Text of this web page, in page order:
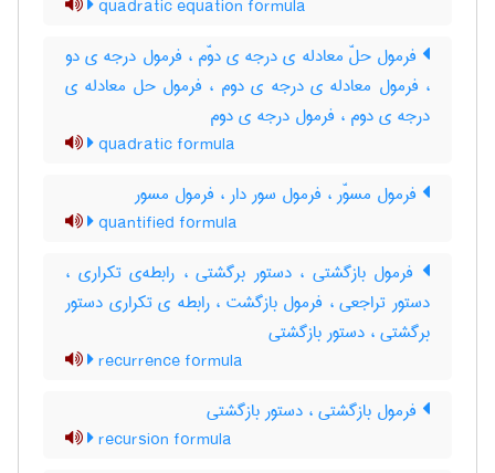
quadratic equation formula
فرمول حلّ معادله ی درجه ی دوّم ، فرمول درجه ی دو
، فرمول معادله ی درجه ی دوم ، فرمول حل معادله ی
درجه ی دوم ، فرمول درجه ی دوم
quadratic formula
فرمول مسوّر ، فرمول سور دار ، فرمول مسور
quantified formula
فرمول بازگشتی ، دستور برگشتی ، رابطه‌ی تکراری ،
دستور تراجعی ، فرمول بازگشت ، رابطه ی تکراری دستور
برگشتی ، دستور بازگشتی
recurrence formula
فرمول بازگشتی ، دستور بازگشتی
recursion formula